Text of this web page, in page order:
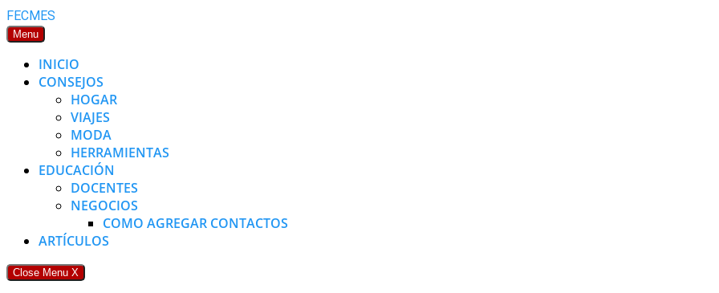
Skip
to
FECMES
Menu
INICIO
CONSEJOS
HOGAR
VIAJES
MODA
HERRAMIENTAS
EDUCACIÓN
DOCENTES
NEGOCIOS
COMO AGREGAR CONTACTOS
ARTÍCULOS
Close Menu X